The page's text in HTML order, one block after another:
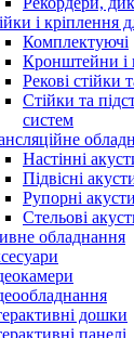
і кріплення
Комплектуючі
Кронштейни і
Рекові стійки
Стійки та
систем
Настінні
Підвісні
Рупорні
Стельові
обладнання
дошки
панелі